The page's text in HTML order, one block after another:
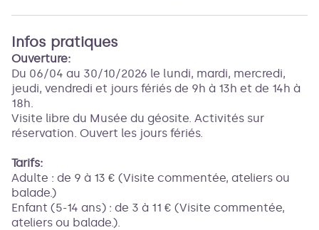
Infos pratiques
Ouverture:
Du 06/04 au 30/10/2026 le lundi, mardi, mercredi,
jeudi, vendredi et jours fériés de 9h à 13h et de 14h à
18h.
Visite libre du Musée du géosite. Activités sur
réservation. Ouvert les jours fériés.
Tarifs:
Adulte : de 9 à 13 € (Visite commentée, ateliers ou
balade.)
Enfant (5-14 ans) : de 3 à 11 € (Visite commentée,
ateliers ou balade.).